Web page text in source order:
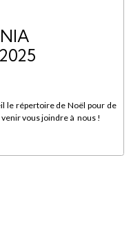
le répertoire de Noël pour de
vous joindre à nous !